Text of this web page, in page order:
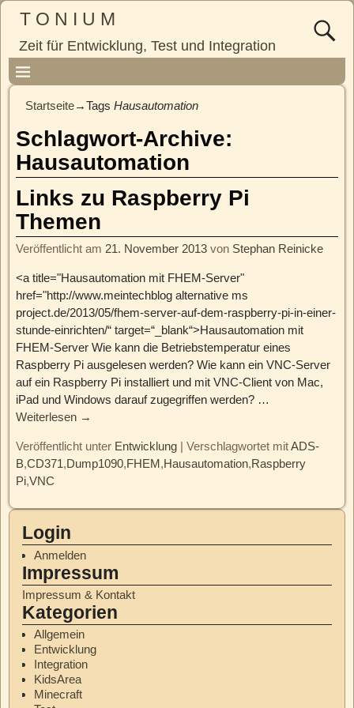
T O N I U M
Zeit für Entwicklung, Test und Integration
Startseite→Tags Hausautomation
Schlagwort-Archive:
Hausautomation
Links zu Raspberry Pi
Themen
Veröffentlicht am 21. November 2013 von Stephan Reinicke
<a title="Hausautomation mit FHEM-Server"
href="http://www.meintechblog alternative ms
project.de/2013/05/fhem-server-auf-dem-raspberry-pi-in-einer-
stunde-einrichten/“ target=“_blank“>Hausautomation mit
FHEM-Server Wie kann die Betriebstemperatur eines
Raspberry Pi ausgelesen werden? Wie kann ein VNC-Server
auf ein Raspberry Pi installiert und mit VNC-Client von Mac,
iPad und Windows darauf zugegriffen werden? …
Weiterlesen →
Veröffentlicht unter Entwicklung |Verschlagwortet mit ADS-
B,CD371,Dump1090,FHEM,Hausautomation,Raspberry
Pi,VNC
Login
Anmelden
Impressum
Impressum & Kontakt
Kategorien
Allgemein
Entwicklung
Integration
KidsArea
Minecraft